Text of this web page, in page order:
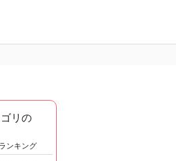
リの
ンキング